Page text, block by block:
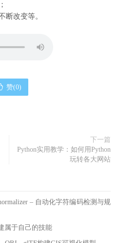
断改变等。
赞(0)
下一篇
Python实用教学：如何用Python
玩转各大网站
– 自动化字符编码检测与规
属于自己的技能